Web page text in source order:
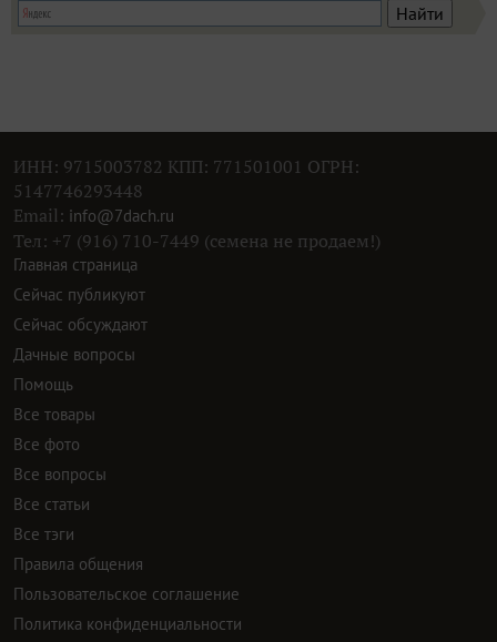
ИНН: 9715003782 КПП: 771501001 ОГРН:
5147746293448
Email: info@7dach.ru
Тел: +7 (916) 710-7449 (семена не продаем!)
Главная страница
Сейчас публикуют
Сейчас обсуждают
Дачные вопросы
Помощь
Все товары
Все фото
Все вопросы
Все статьи
Все тэги
Правила общения
Пользовательское соглашение
Политика конфиденциальности